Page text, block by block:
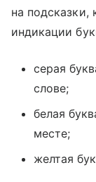
на
индикации
серая
слове;
белая
месте;
желтая